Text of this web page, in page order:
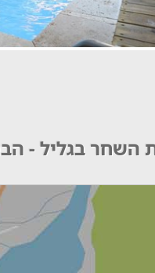
השחר בגליל -